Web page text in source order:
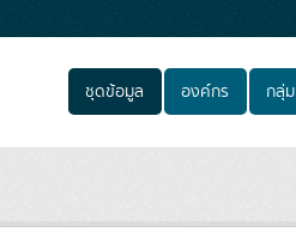
ชุดข้อมูล องค์กร กลุ่ม